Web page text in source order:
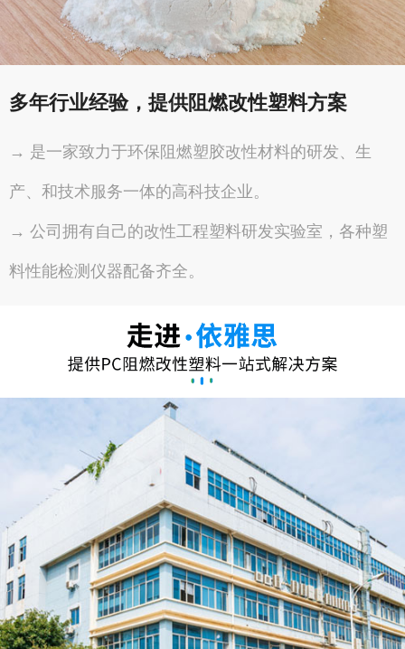
多年行业经验，提供阻燃改性塑料方案
→ 是一家致力于环保阻燃塑胶改性材料的研发、生
产、和技术服务一体的高科技企业。
→ 公司拥有自己的改性工程塑料研发实验室，各种塑
料性能检测仪器配备齐全。